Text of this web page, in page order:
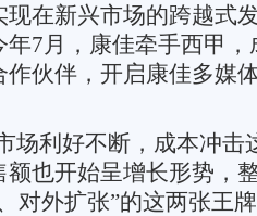
在新兴市场的跨越式
7月，康佳牵手西甲
伙伴，开启康佳多媒
场利好不断，成本冲击
也开始呈增长形势，
对外扩张”的这两张王